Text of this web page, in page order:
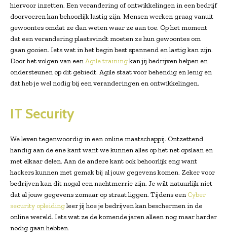
hiervoor inzetten. Een verandering of ontwikkelingen in een bedrijf
doorvoeren kan behoorlijk lastig zijn. Mensen werken graag vanuit
gewoontes omdat ze dan weten waar ze aan toe. Op het moment
dat een verandering plaatsvindt moeten ze hun gewoontes om
gaan gooien. Iets wat in het begin best spannend en lastig kan zijn.
Door het volgen van eenAgile trainingkan jij bedrijven helpen en
ondersteunen op dit gebiedt. Agile staat voor behendig en lenig en
dat heb je wel nodig bij een veranderingen en ontwikkelingen.
IT Security
We leven tegenwoordig in een online maatschappij. Ontzettend
handig aan de ene kant want we kunnen alles op het net opslaan en
met elkaar delen. Aan de andere kant ook behoorlijk eng want
hackers kunnen met gemak bij al jouw gegevens komen. Zeker voor
bedrijven kan dit nogal een nachtmerrie zijn. Je wilt natuurlijk niet
dat al jouw gegevens zomaar op straat liggen. Tijdens een Cyber
security opleidingleer jij hoe je bedrijven kan beschermen in de
online wereld. Iets wat ze de komende jaren alleen nog maar harder
nodig gaan hebben.